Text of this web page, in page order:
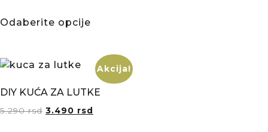
Odaberite opcije
Akcija!
DIY KUĆA ZA LUTKE
5.290rsd 3.490 rsd